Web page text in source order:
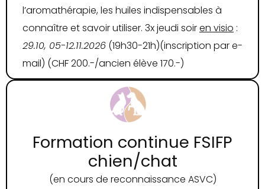
l’aromathérapie, les huiles indispensables à
connaître et savoir utiliser. 3x jeudi soiren visio :
29.10, 05-12.11.2026 (19h30-21h)(inscription par e-
mail) (CHF 200.-/ancien élève 170.-)
Formation continue FSIFP
chien/chat
(en cours de reconnaissance ASVC)